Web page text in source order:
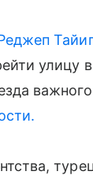
улицу